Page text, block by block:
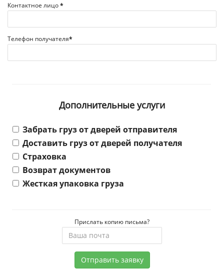
Контактное лицо*
Телефон получателя*
Дополнительные услуги
Забрать груз от дверей отправителя
Доставить груз от дверей получателя
Страховка
Возврат документов
Жесткая упаковка груза
Прислать копию письма?
Отправить заявку